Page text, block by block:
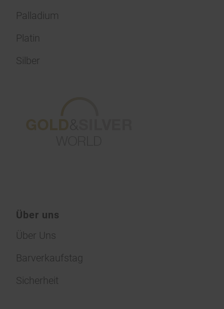
Palladium
Platin
Silber
Über uns
Über Uns
Barverkaufstag
Sicherheit